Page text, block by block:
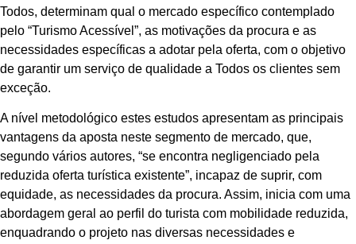
Todos, determinam qual o mercado específico contemplado
pelo “Turismo Acessível”, as motivações da procura e as
necessidades específicas a adotar pela oferta, com o objetivo
de garantir um serviço de qualidade a Todos os clientes sem
exceção.
A nível metodológico estes estudos apresentam as principais
vantagens da aposta neste segmento de mercado, que,
segundo vários autores, “se encontra negligenciado pela
reduzida oferta turística existente”, incapaz de suprir, com
equidade, as necessidades da procura. Assim, inicia com uma
abordagem geral ao perfil do turista com mobilidade reduzida,
enquadrando o projeto nas diversas necessidades e